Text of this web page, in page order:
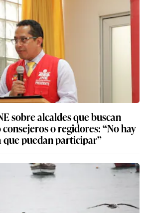
sobre alcaldes que buscan
o regidores: “No hay
puedan participar”